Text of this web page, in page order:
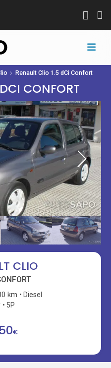
Renault Clio 1.5 dCi Confort
CONFORT
CLIO
km
Diesel
5P
€